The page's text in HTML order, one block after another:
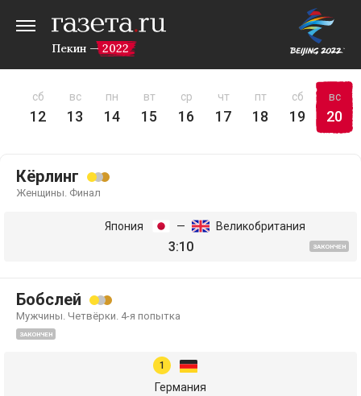
Пекин — 2022
сб
12
вс
13
пн
14
вт
15
ср
16
чт
17
пт
18
сб
19
вс
20
Кёрлинг
Женщины. Финал
Япония — Великобритания
3:10 ЗАКОНЧЕН
Бобслей
Мужчины. Четвёрки. 4-я попытка
ЗАКОНЧЕН
Германия